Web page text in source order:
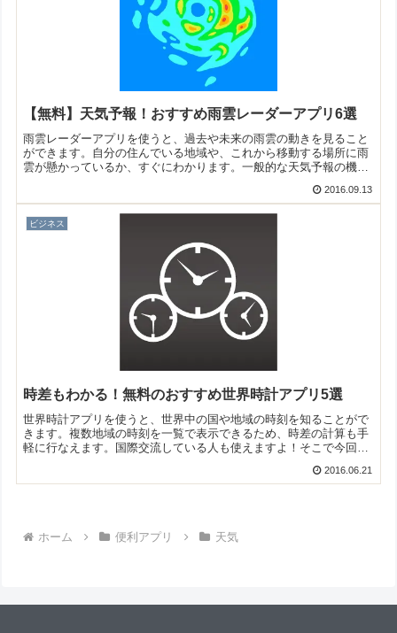
【無料】天気予報！おすすめ雨雲レーダーアプリ6選
雨雲レーダーアプリを使うと、過去や未来の雨雲の動きを見ること
ができます。自分の住んでいる地域や、これから移動する場所に雨
雲が懸かっているか、すぐにわかります。一般的な天気予報の機能
2016.09.13
ビジネス
時差もわかる！無料のおすすめ世界時計アプリ5選
世界時計アプリを使うと、世界中の国や地域の時刻を知ることがで
きます。複数地域の時刻を一覧で表示できるため、時差の計算も手
軽に行なえます。国際交流している人も使えますよ！そこで今回は
2016.06.21
ホーム 便利アプリ 天気